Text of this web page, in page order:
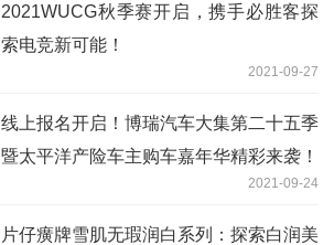
2021WUCG秋季赛开启，携手必胜客探
索电竞新可能！
2021-09-27
线上报名开启！博瑞汽车大集第二十五季
暨太平洋产险车主购车嘉年华精彩来袭！
2021-09-24
片仔癀牌雪肌无瑕润白系列：探索白润美